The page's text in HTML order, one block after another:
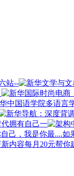
站--
拥有自己一
如
每月20元帮你